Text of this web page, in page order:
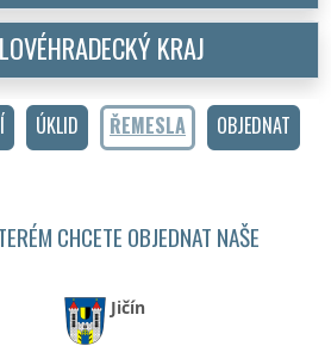
ÚKLID ŘEMESLA
OBJEDNAT
CHCETE OBJEDNAT NAŠE
Jičín
KRAJ